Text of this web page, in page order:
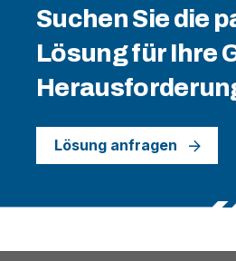
Suchen Sie die
Lösung für Ihre
Lösung anfragen